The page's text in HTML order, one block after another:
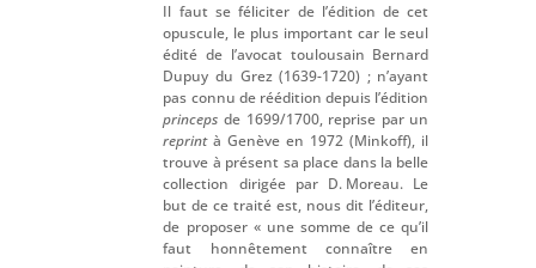
Il faut se féliciter de l’édition de cet
opuscule, le plus important car le seul
édité de l’avocat toulousain Bernard
Dupuy du Grez (1639-1720) ; n’ayant
pas connu de réédition depuis l’édition
princeps de 1699/1700, reprise par un
reprintà Genève en 1972 (Minkoff), il
trouve à présent sa place dans la belle
collection dirigée par D. Moreau. Le
but de ce traité est, nous dit l’éditeur,
de proposer « une somme de ce qu’il
faut honnêtement connaître en